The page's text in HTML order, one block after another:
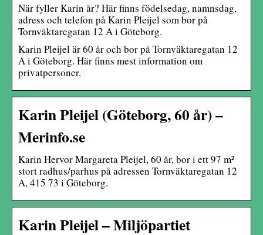
När fyller Karin år? Här finns födelsedag, namnsdag,
adress och telefon på Karin Pleijel som bor på
Tornväktaregatan 12 A i Göteborg.
Karin Pleijel är 60 år och bor på Tornväktaregatan 12
A i Göteborg. Här finns mest information om
privatpersoner.
Karin Pleijel (Göteborg, 60 år) –
Merinfo.se
Karin Hervor Margareta Pleijel, 60 år, bor i ett 97 m²
stort radhus/parhus på adressen Tornväktaregatan 12
A, 415 73 i Göteborg.
Karin Pleijel – Miljöpartiet